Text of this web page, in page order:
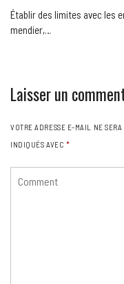
Établir des limites avec les
mendier,…
Laisser un
VOTRE ADRESSE E-MAIL NE SERA
INDIQUÉS AVEC *